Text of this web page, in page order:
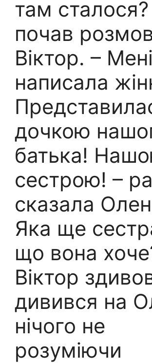
там
почав
Віктор. – Мені
написала
дочкою
батька!
сестрою! –
сказала
Яка ще
що вона
Віктор
дивився на
нічого не
розуміючи